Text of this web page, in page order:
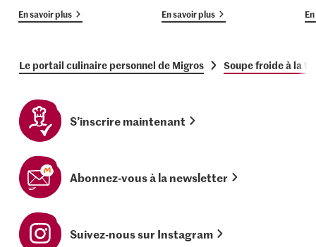
En savoir plus En savoir plus
Le portail culinaire personnel de Migros Soupe froide à la
S’inscrire maintenant
Abonnez-vous à la newsletter
Suivez-nous sur Instagram